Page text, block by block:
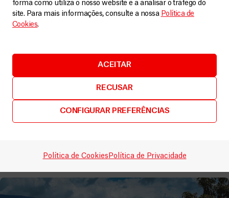
forma como utiliza o nosso website e a analisar o tráfego do
site. Para mais informações, consulte a nossa Política de
Cookies.
ACEITAR
RECUSAR
CONFIGURAR PREFERÊNCIAS
Política de Cookies Política de Privacidade
Serra Leoa
Muito mais do que brincar: uma forma de terapia
divertida que apoia a saúde mental das crianças
Artigos 10 Outubro, 2025